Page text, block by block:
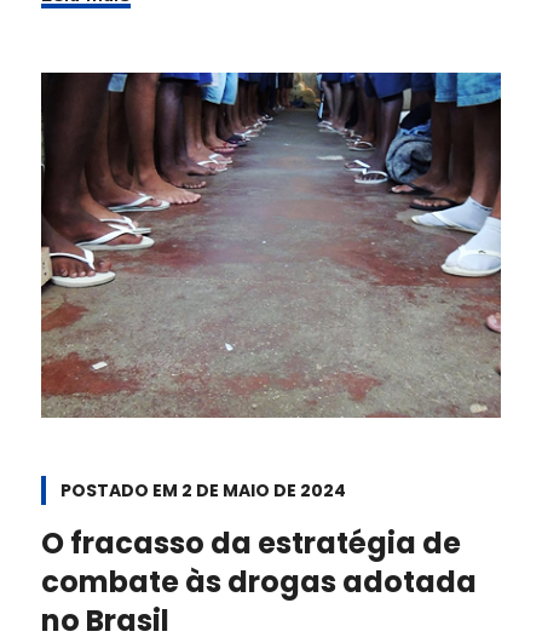
POSTADO EM 2 DE MAIO DE 2024
O fracasso da estratégia de
combate às drogas adotada
no Brasil